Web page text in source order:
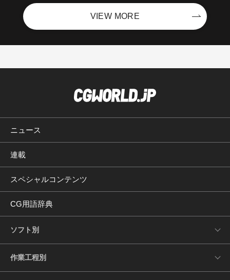
VIEW MORE
ニュース
連載
スペシャルコンテンツ
CG用語辞典
ソフト別
作業工程別